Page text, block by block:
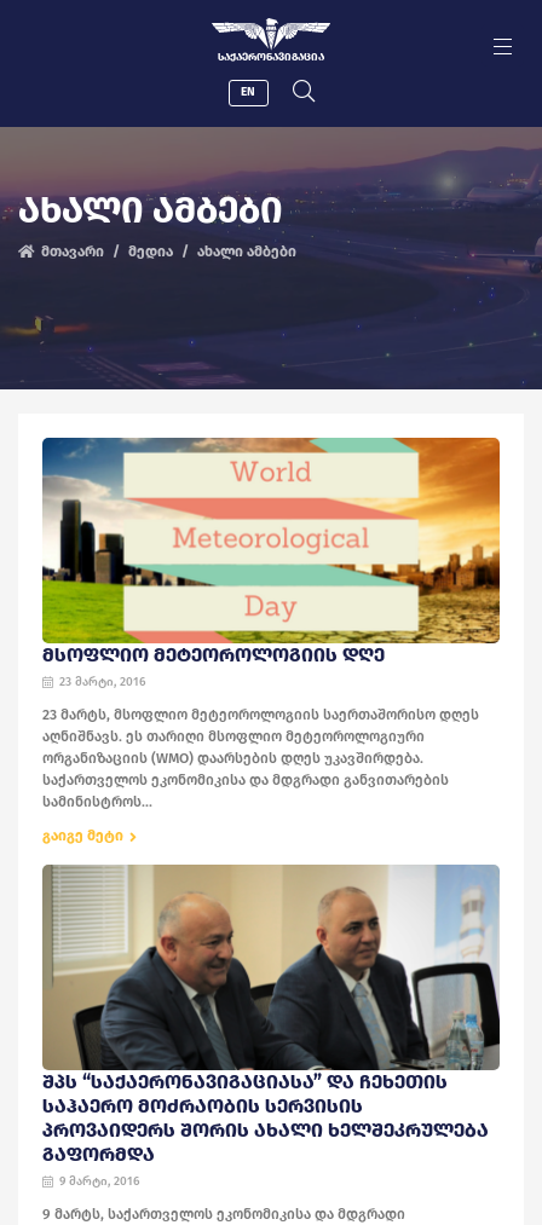
ᲡᲐᲥᲐᲔᲠᲝᲜᲐᲕᲘᲒᲐᲪᲘᲐ
EN
ᲐᲮᲐᲚᲘ ᲐᲛᲑᲔᲑᲘ
მთავარი მედია ახალი ამბები
ᲛᲡᲝᲤᲚᲘᲝ ᲛᲔᲢᲔᲝᲠᲝᲚᲝᲒᲘᲘᲡ ᲓᲦᲔ
23 მარტი, 2016
23 მარტს, მსოფლიო მეტეოროლოგიის საერთაშორისო დღეს
აღნიშნავს. ეს თარიღი მსოფლიო მეტეოროლოგიური
ორგანიზაციის (WMO) დაარსების დღეს უკავშირდება.
საქართველოს ეკონომიკისა და მდგრადი განვითარების
სამინისტროს...
გაიგე მეტი
ᲨᲞᲡ “ᲡᲐᲥᲐᲔᲠᲝᲜᲐᲕᲘᲒᲐᲪᲘᲐᲡᲐ” ᲓᲐ ᲩᲔᲮᲔᲗᲘᲡ
ᲡᲐᲰᲐᲔᲠᲝ ᲛᲝᲫᲠᲐᲝᲑᲘᲡ ᲡᲔᲠᲕᲘᲡᲘᲡ
ᲞᲠᲝᲕᲐᲘᲓᲔᲠᲡ ᲨᲝᲠᲘᲡ ᲐᲮᲐᲚᲘ ᲮᲔᲚᲨᲔᲙᲠᲣᲚᲔᲑᲐ
ᲒᲐᲤᲝᲠᲛᲓᲐ
9 მარტი, 2016
9 მარტს, საქართველოს ეკონომიკისა და მდგრადი